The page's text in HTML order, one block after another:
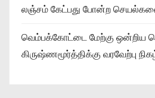
லஞ்சம் கேட்பது போன்ற செயல்களை
வெம்பக்கோட்டை மேற்கு ஒன்றிய
கிருஷ்ணமூர்த்திக்கு வரவேற்பு